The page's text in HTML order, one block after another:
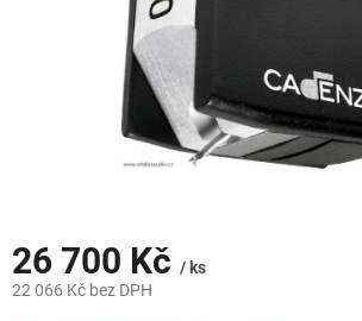
26 700 Kč / ks
22 066 Kč bez DPH